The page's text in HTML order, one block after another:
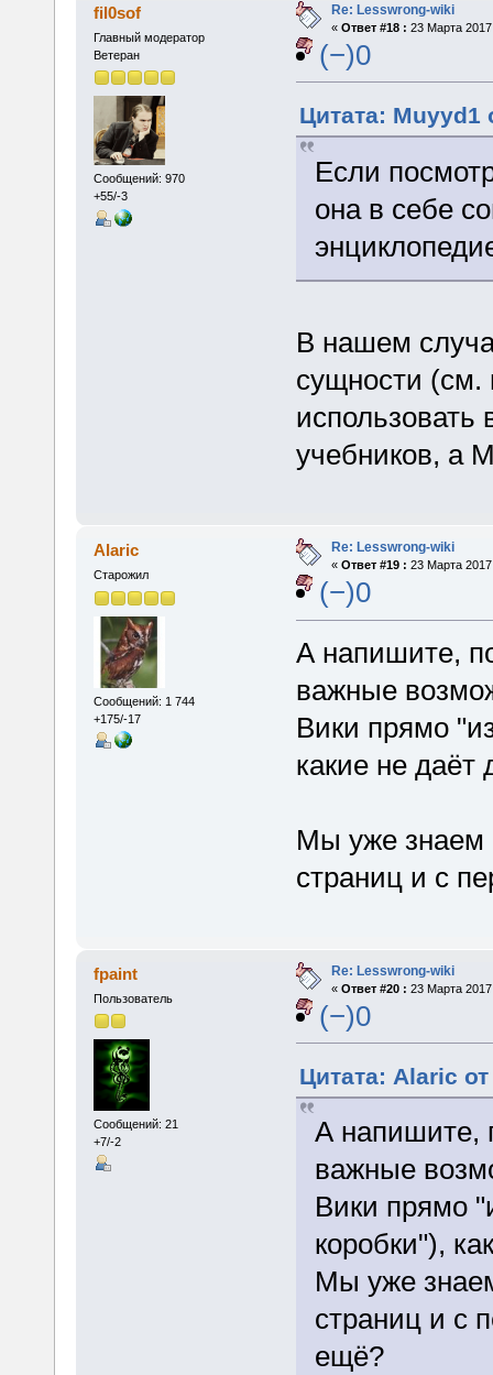
fil0sof
Главный модератор
Ветеран
Сообщений: 970
+55/-3
Re: Lesswrong-wiki
« Ответ #18 : 23 Марта
(−)0
Цитата: Muyyd1
Если
она в себе
В нашем
сущности (см.
использовать
учебников, а
Alaric
Старожил
Сообщений: 1 744
+175/-17
Re: Lesswrong-wiki
« Ответ #19 : 23 Марта
(−)0
А напишите,
важные
Вики прямо
какие не даёт
Мы уже знаем
страниц и с
fpaint
Пользователь
Сообщений: 21
+7/-2
Re: Lesswrong-wiki
« Ответ #20 : 23 Марта
(−)0
Цитата: Alaric
А напишите,
важные
Вики прямо
коробки"),
Мы уже
страниц и с
ещё?